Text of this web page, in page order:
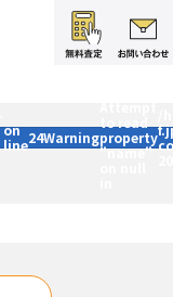
on
line24Warningproperty
"name"